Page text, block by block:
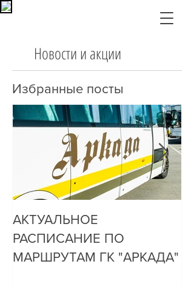
Новости и акции
Избранные посты
АКТУАЛЬНОЕ
РАСПИСАНИЕ ПО
МАРШРУТАМ ГК "АРКАДА"